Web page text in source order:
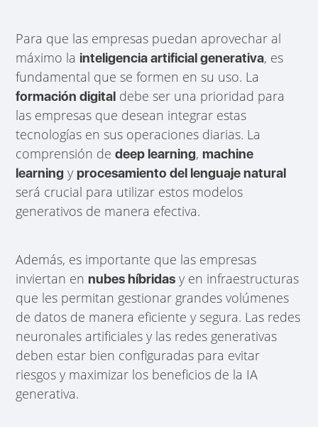
Para que las empresas puedan aprovechar al
máximo la inteligencia artificial generativa, es
fundamental que se formen en su uso. La
formación digital debe ser una prioridad para
las empresas que desean integrar estas
tecnologías en sus operaciones diarias. La
comprensión dedeep learning,machine
learning yprocesamiento del lenguaje natural
será crucial para utilizar estos modelos
generativos de manera efectiva.
Además, es importante que las empresas
inviertan ennubes híbridas y en infraestructuras
que les permitan gestionar grandes volúmenes
de datos de manera eficiente y segura. Las redes
neuronales artificiales y las redes generativas
deben estar bien configuradas para evitar
riesgos y maximizar los beneficios de la IA
generativa.